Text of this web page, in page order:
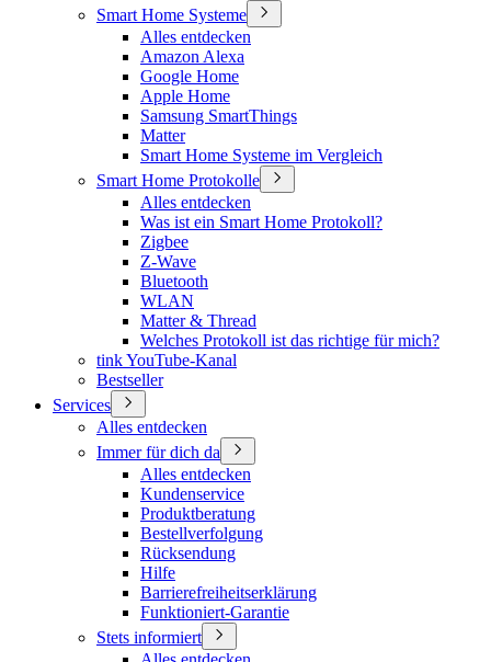
Smart Home Systeme
Alles entdecken
Amazon Alexa
Google Home
Apple Home
Samsung SmartThings
Matter
Smart Home Systeme im Vergleich
Smart Home Protokolle
Alles entdecken
Was ist ein Smart Home Protokoll?
Zigbee
Z-Wave
Bluetooth
WLAN
Matter & Thread
Welches Protokoll ist das richtige für mich?
tink YouTube-Kanal
Bestseller
Services
Alles entdecken
Immer für dich da
Alles entdecken
Kundenservice
Produktberatung
Bestellverfolgung
Rücksendung
Hilfe
Barrierefreiheitserklärung
Funktioniert-Garantie
Stets informiert